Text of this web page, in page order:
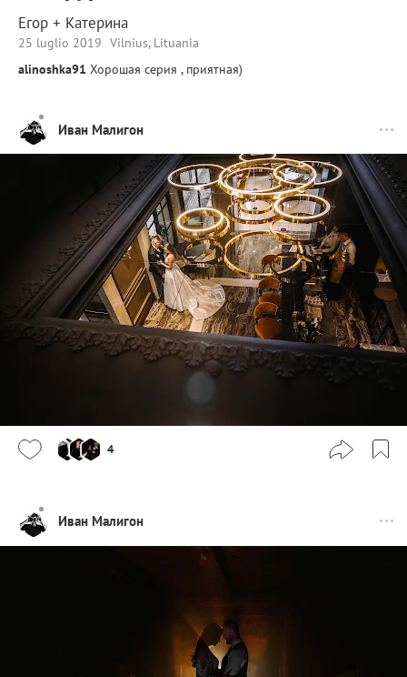
Егор + Катерина
25 luglio 2019 Vilnius, Lituania
alinoshka91 Хорошая серия , приятная)
Иван Малигон
4
Иван Малигон